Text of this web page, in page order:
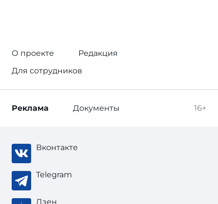
О проекте
Редакция
Для сотрудников
16+
Реклама Документы
Вконтакте
Telegram
Дзен